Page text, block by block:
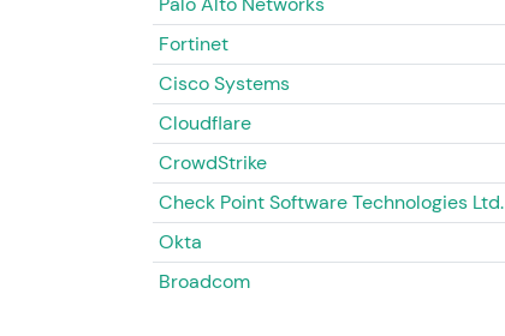
Fortinet
Cisco Systems
Cloudflare
CrowdStrike
Check Point Software Technologies Ltd.
Okta
Broadcom